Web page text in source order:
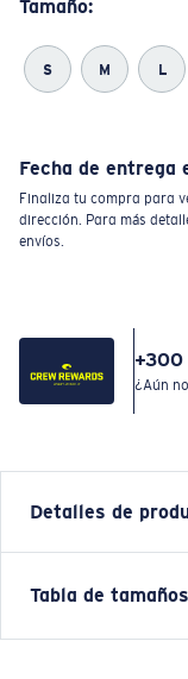
Tamaño:
S M L
Fecha de entrega
Finaliza tu compra para
dirección. Para más
envíos.
+300
¿Aún
Detalles de
Each graphic tee
Tabla de tamaños